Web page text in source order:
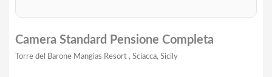
Camera Standard Pensione Completa
Torre del Barone Mangias Resort , Sciacca, Sicily